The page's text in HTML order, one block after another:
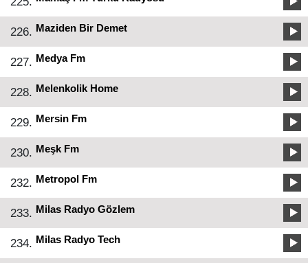
226. Maziden Bir Demet
227. Medya Fm
228. Melenkolik Home
229. Mersin Fm
230. Meşk Fm
232. Metropol Fm
233. Milas Radyo Gözlem
234. Milas Radyo Tech